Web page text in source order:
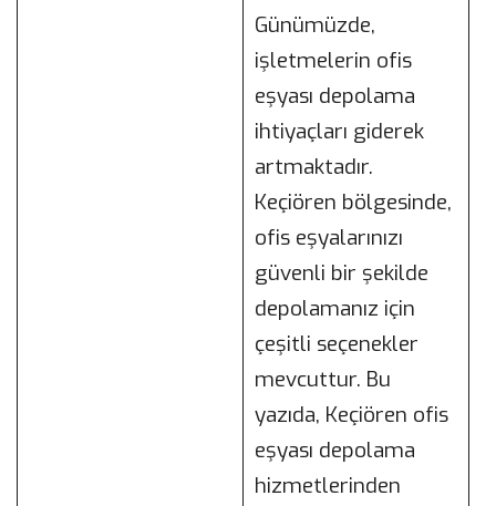
Günümüzde,
işletmelerin ofis
eşyası depolama
ihtiyaçları giderek
artmaktadır.
Keçiören bölgesinde,
ofis eşyalarınızı
güvenli bir şekilde
depolamanız için
çeşitli seçenekler
mevcuttur. Bu
yazıda, Keçiören ofis
eşyası depolama
hizmetlerinden